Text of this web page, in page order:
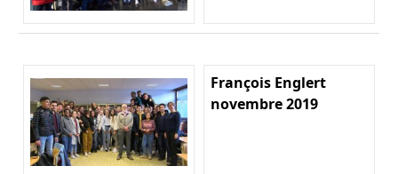
François Englert
novembre 2019